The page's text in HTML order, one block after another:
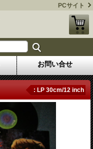
PCサイト
お問い合せ
: LP 30cm/12 inch